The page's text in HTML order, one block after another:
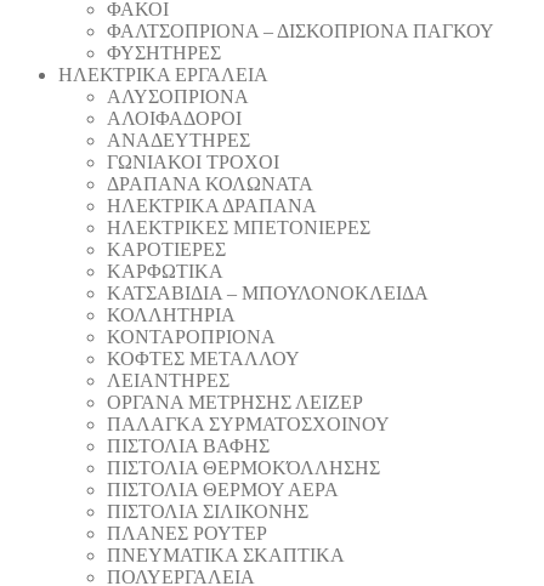
ΦΑΚΟΙ
ΦΑΛΤΣΟΠΡΙΟΝΑ – ΔΙΣΚΟΠΡΙΟΝΑ ΠΑΓΚΟΥ
ΦΥΣΗΤΗΡΕΣ
ΗΛΕΚΤΡΙΚΑ ΕΡΓΑΛΕΙΑ
AΛΥΣΟΠΡΙΟΝΑ
ΑΛΟΙΦΑΔOΡΟI
ΑΝΑΔΕΥΤΗΡΕΣ
ΓΩΝΙΑΚΟΙ ΤΡΟΧΟΙ
ΔΡΑΠΑΝΑ ΚΟΛΩΝΑΤΑ
ΗΛΕΚΤΡΙΚΑ ΔΡΑΠΑΝΑ
ΗΛΕΚΤΡΙΚΕΣ ΜΠΕΤΟΝΙΕΡΕΣ
ΚΑΡΟΤΙΕΡΕΣ
ΚΑΡΦΩΤΙΚΑ
ΚΑΤΣΑΒΙΔΙΑ – ΜΠΟΥΛΟΝΟΚΛΕΙΔΑ
ΚΟΛΛΗΤΗΡΙΑ
ΚΟΝΤΑΡΟΠΡΙΟΝΑ
ΚΟΦΤΕΣ ΜΕΤΑΛΛΟΥ
ΛΕΙΑΝΤΗΡEΣ
ΟΡΓΑΝΑ ΜΕΤΡΗΣΗΣ ΛΕΙΖΕΡ
ΠΑΛΑΓΚΑ ΣΥΡΜΑΤΟΣΧΟΙΝΟΥ
ΠΙΣΤΟΛΙΑ ΒΑΦΗΣ
ΠΙΣΤΟΛΙΑ ΘΕΡΜΟΚΌΛΛΗΣΗΣ
ΠΙΣΤΟΛΙΑ ΘΕΡΜΟΥ ΑΕΡΑ
ΠΙΣΤΟΛΙΑ ΣΙΛΙΚΟΝΗΣ
ΠΛΑΝΕΣ ΡΟΥΤΕΡ
ΠΝΕΥΜΑΤΙΚΑ ΣΚΑΠΤΙΚΑ
ΠΟΛΥΕΡΓΑΛΕΙΑ